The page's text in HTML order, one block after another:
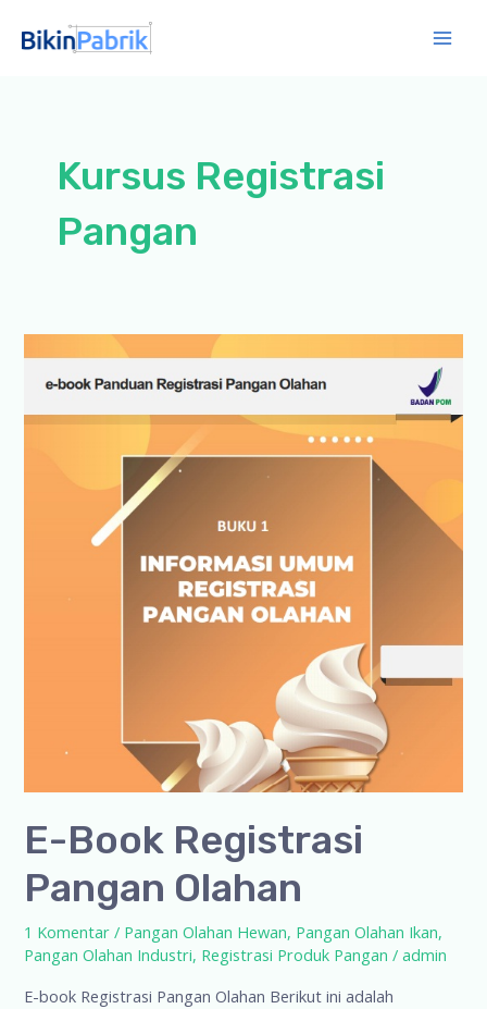
Kursus Registrasi
Pangan
E-Book Registrasi
Pangan Olahan
1 Komentar / Pangan Olahan Hewan, Pangan Olahan Ikan,
Pangan Olahan Industri, Registrasi Produk Pangan /admin
E-book Registrasi Pangan Olahan Berikut ini adalah